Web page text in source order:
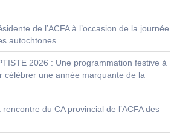
de l’ACFA à l’occasion de la journée
autochtones
2026 : Une programmation festive à
célébrer une année marquante de la
du CA provincial de l’ACFA des